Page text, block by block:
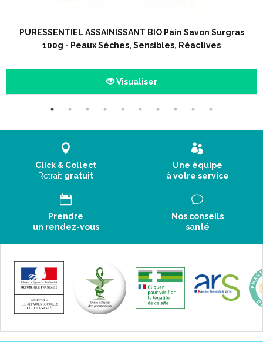
pièces humides, w.-c., cuisine…), atmosphère polluée ou
enfumée, odeurs de literie, d’animaux, bureaux, ateliers, lieux
publics, voiture…
Solution en spray à usage atmosphérique : 6 à 8
pulvérisations (3 à 5 ml) à vaporiser dans l’air, aux quatre coins
particulièrement la nuit avant le coucher.
(réaliser au préalable un test).
Précautions d' emploi :
PURESSENTIEL ASSAINISSANT BIO Pain Savon Surgras
100g - Peaux Sèches, Sensibles, Réactives
Visualiser
Click & Collect
Retrait gratuit
Une équipe
à votre service
Prendre
un rendez-vous
Nos conseils
santé